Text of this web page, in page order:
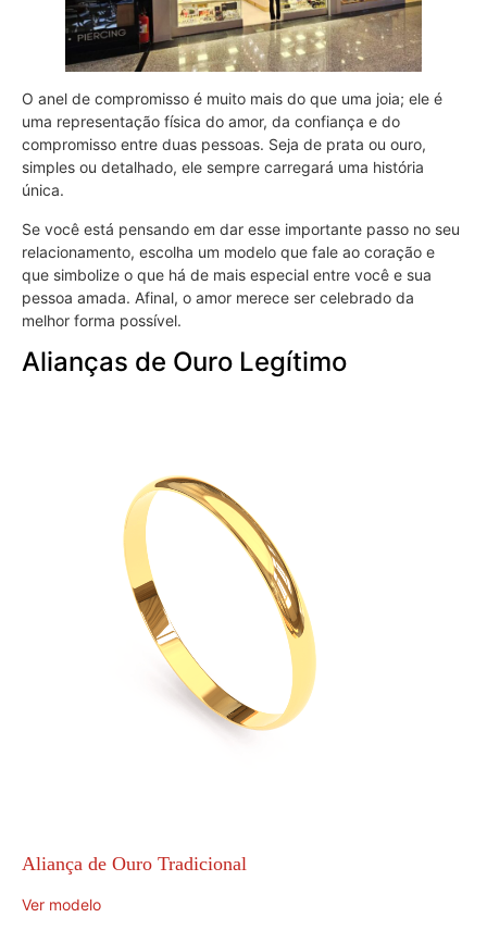
O anel de compromisso é muito mais do que uma joia; ele é
uma representação física do amor, da confiança e do
compromisso entre duas pessoas. Seja de prata ou ouro,
simples ou detalhado, ele sempre carregará uma história
única.
Se você está pensando em dar esse importante passo no seu
relacionamento, escolha um modelo que fale ao coração e
que simbolize o que há de mais especial entre você e sua
pessoa amada. Afinal, o amor merece ser celebrado da
melhor forma possível.
Alianças de Ouro Legítimo
Aliança de Ouro Tradicional
Ver modelo